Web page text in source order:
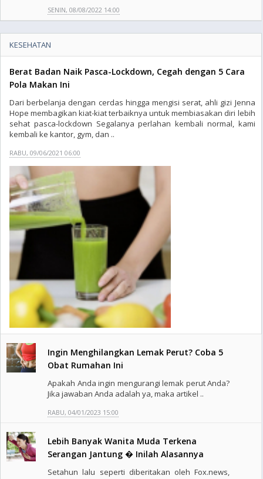
SENIN, 08/08/2022 14:00
KESEHATAN
Berat Badan Naik Pasca-Lockdown, Cegah dengan 5 Cara
Pola Makan Ini
Dari berbelanja dengan cerdas hingga mengisi serat, ahli gizi Jenna
Hope membagikan kiat-kiat terbaiknya untuk membiasakan diri lebih
sehat pasca-lockdown Segalanya perlahan kembali normal, kami
kembali ke kantor, gym, dan ..
RABU, 09/06/2021 06:00
Ingin Menghilangkan Lemak Perut? Coba 5
Obat Rumahan Ini
Apakah Anda ingin mengurangi lemak perut Anda?
Jika jawaban Anda adalah ya, maka artikel ..
RABU, 04/01/2023 15:00
Lebih Banyak Wanita Muda Terkena
Serangan Jantung � Inilah Alasannya
Setahun lalu seperti diberitakan oleh Fox.news,